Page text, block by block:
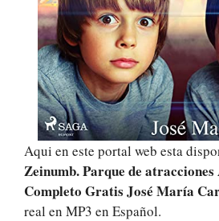
Aqui en este portal web esta
Zeinumb. Parque de
Completo Gratis José María
real en MP3 en Español.